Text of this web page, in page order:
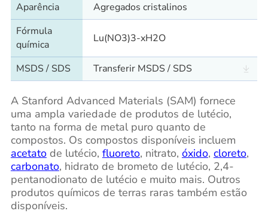
Aparência
Agregados cristalinos
Fórmula
química
Lu(NO3)3-xH2O
MSDS / SDS Transferir MSDS / SDS
A Stanford Advanced Materials (SAM) fornece
uma ampla variedade de produtos de lutécio,
tanto na forma de metal puro quanto de
compostos. Os compostos disponíveis incluem
acetatode lutécio, fluoreto, nitrato, óxido, cloreto,
carbonato, hidrato de brometo de lutécio, 2,4-
pentanodionato de lutécio e muito mais. Outros
produtos químicos de terras raras também estão
disponíveis.